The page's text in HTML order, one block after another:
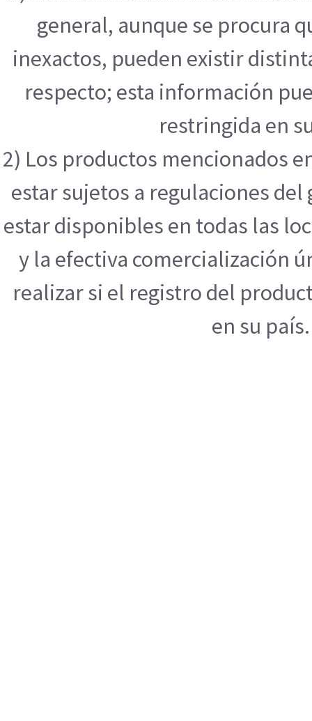
general, aunque se procura
inexactos, pueden existir
respecto; esta información
restringida en
2) Los productos mencionados
estar sujetos a regulaciones
estar disponibles en todas las
y la efectiva comercialización
realizar si el registro del
en su país.